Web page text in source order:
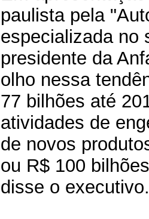
paulista pela
especializada no
presidente da
olho nessa
77 bilhões até
atividades de
de novos
ou R$ 100
disse o executivo.